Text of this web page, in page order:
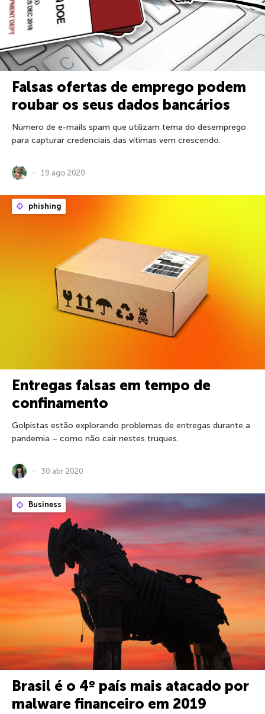
Falsas ofertas de emprego podem
roubar os seus dados bancários
Número de e-mails spam que utilizam tema do desemprego
para capturar credenciais das vítimas vem crescendo.
19 ago 2020
phishing
Entregas falsas em tempo de
confinamento
Golpistas estão explorando problemas de entregas durante a
pandemia – como não cair nestes truques.
30 abr 2020
Business
Brasil é o 4º país mais atacado por
malware financeiro em 2019